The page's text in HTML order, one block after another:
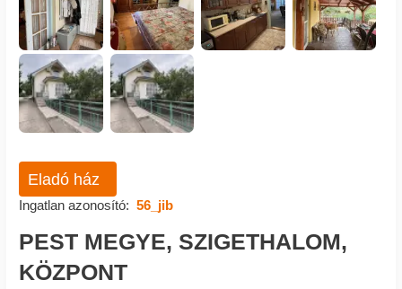
Eladó ház
Ingatlan azonosító: 56_jib
PEST MEGYE, SZIGETHALOM,
KÖZPONT